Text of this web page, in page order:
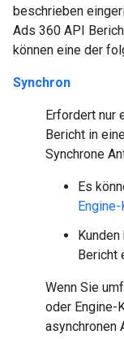
beschrieben
Ads 360 API
können eine der
Synchron
Erfordert nur
Bericht in
Synchrone
Es
Bericht
Wenn Sie
oder Engine-
asynchronen